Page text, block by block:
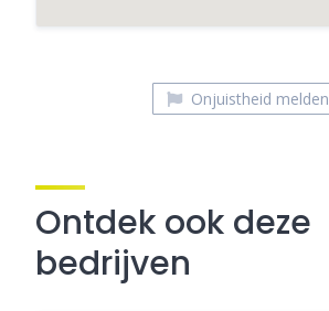
Onjuistheid melden
Ontdek ook deze
bedrijven